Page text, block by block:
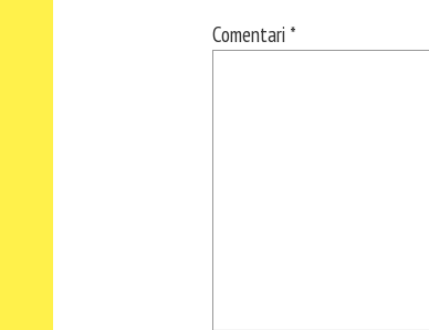
Comentari *